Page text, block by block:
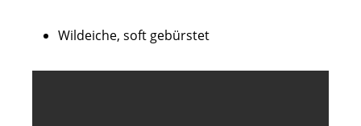
Wildeiche, soft gebürstet